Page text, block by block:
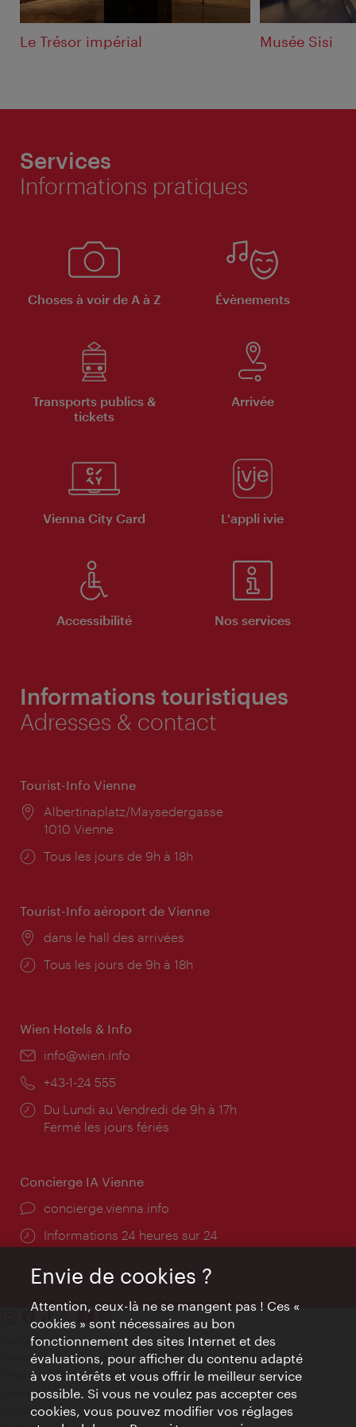
Le Trésor impérial Musée Sisi
Services
Informations pratiques
Choses à voir de A à Z Évènements
Transports publics &
tickets
Arrivée
Vienna City Card L'appli ivie
Accessibilité Nos services
Informations touristiques
Adresses & contact
Tourist-Info Vienne
Lieu:
Albertinaplatz/Maysedergasse
1010 Vienne
Horaires
Tous les jours de 9h à 18h
Tourist-Info aéroport de Vienne
Lieu:
dans le hall des arrivées
Horaires
Tous les jours de 9h à 18h
Wien Hotels & Info
E-
info@wien.info
Téléphone:
+43-1-24 555
Horaires
d'ouverture:
Du Lundi au Vendredi de 9h à 17h
Fermé les jours fériés
Concierge IA Vienne
Ort:
concierge.vienna.info
Öffnungszeiten:
Informations 24 heures sur 24
Contact
Mentions obligatoires
Charte sur le respect de la vie privée
Terms of Use
Accessibilité
Envie de cookies ?
Attention, ceux-là ne se mangent pas ! Ces «
cookies » sont nécessaires au bon
fonctionnement des sites Internet et des
évaluations, pour afficher du contenu adapté
à vos intérêts et vous offrir le meilleur service
possible. Si vous ne voulez pas accepter ces
cookies, vous pouvez modifier vos réglages